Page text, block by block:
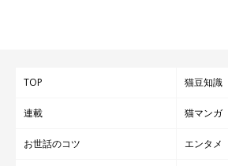
TOP 猫豆知識
連載 猫マンガ
お世話のコツ エンタメ